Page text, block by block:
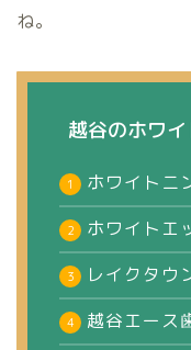
ね。
越谷のホワ
ホワイトニ
ホワイトエ
レイクタウ
越谷エース